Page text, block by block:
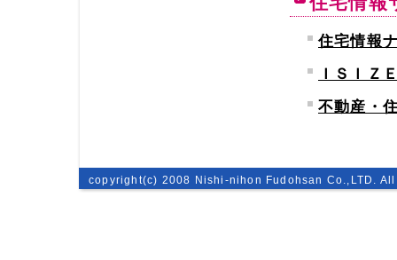
住宅情報
ＩＳＩＺ
不動産・
copyright(c) 2008 Nishi-nihon Fudohsan Co.,LTD.